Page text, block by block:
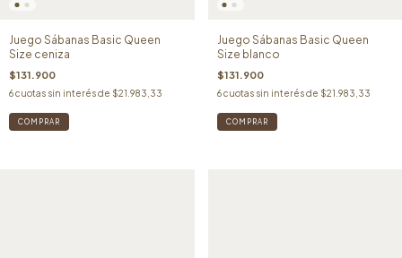
Juego Sábanas Basic Queen
Size ceniza
$131.900
6cuotas sin interés de $21.983,33
Juego Sábanas Basic Queen
Size blanco
$131.900
6 cuotas sin interés de $21.983,33